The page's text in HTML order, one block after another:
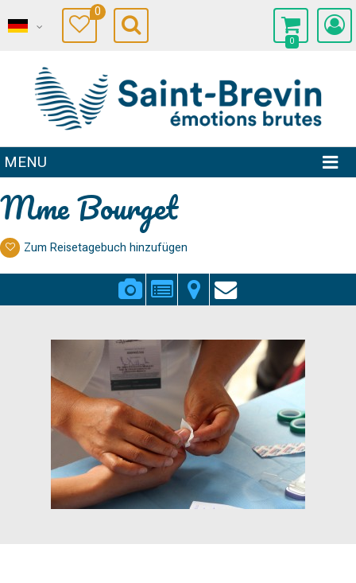
0
0
MENU
Mme Bourget
Zum Reisetagebuch hinzufügen